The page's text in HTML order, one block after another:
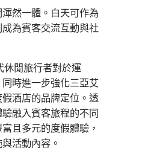
然一體。白天可作為
為賓客交流互動與社
休閒旅行者對於運
時進一步強化三亞艾
酒店的品牌定位。透
融入賓客旅程的不同
且多元的度假體驗，
活動內容。